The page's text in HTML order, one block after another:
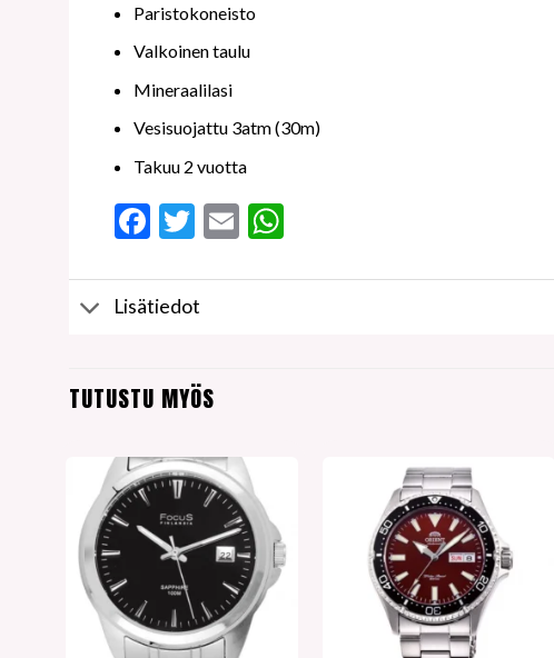
Paristokoneisto
Valkoinen taulu
Mineraalilasi
Vesisuojattu 3atm (30m)
Takuu 2 vuotta
Facebook
Twitter
EmailWhatsApp
Lisätiedot
TUTUSTU MYÖS